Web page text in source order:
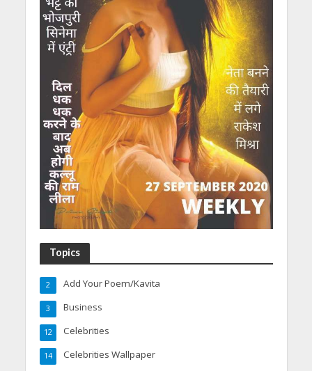
Topics
Add Your Poem/Kavita
2
Business
3
Celebrities
12
Celebrities Wallpaper
14